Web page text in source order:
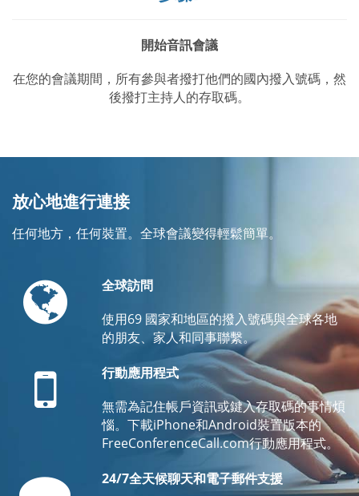
開始音訊會議
在您的會議期間，所有參與者撥打他們的國內撥入號碼，然
後撥打主持人的存取碼。
放心地進行連接
任何地方，任何裝置。全球會議變得輕鬆簡單。
Globe全球訪問
使用69 國家和地區的撥入號碼與全球各地
的朋友、家人和同事聯繫。
Mobile
行動應用程式
無需為記住帳戶資訊或鍵入存取碼的事情煩
惱。下載iPhone和Android裝置版本的
FreeConferenceCall.com行動應用程式。
Comment
24/7全天候聊天和電子郵件支援